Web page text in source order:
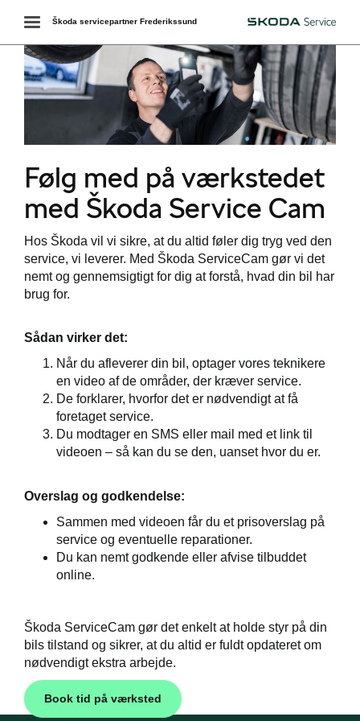
Toggle
navigation
Škoda
Škoda servicepartner Frederikssund
Følg med på værkstedet
med Škoda Service Cam
Hos Škoda vil vi sikre, at du altid føler dig tryg ved den
service, vi leverer. Med Škoda ServiceCam gør vi det
nemt og gennemsigtigt for dig at forstå, hvad din bil har
brug for.
Sådan virker det:
Når du afleverer din bil, optager vores teknikere
en video af de områder, der kræver service.
De forklarer, hvorfor det er nødvendigt at få
foretaget service.
Du modtager en SMS eller mail med et link til
videoen – så kan du se den, uanset hvor du er.
Overslag og godkendelse:
Sammen med videoen får du et prisoverslag på
service og eventuelle reparationer.
Du kan nemt godkende eller afvise tilbuddet
online.
Škoda ServiceCam gør det enkelt at holde styr på din
bils tilstand og sikrer, at du altid er fuldt opdateret om
nødvendigt ekstra arbejde.
Book tid på værksted